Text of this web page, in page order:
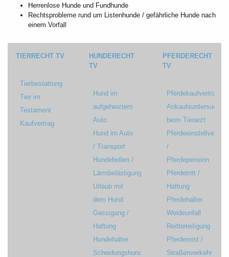
Herrenlose Hunde und Fundhunde
Rechtsprobleme rund um Listenhunde / gefährliche Hunde nach
einem Vorfall
TIERRECHT TV
Tierbestattung
Tier im
Testament
Kaufvertrag
HUNDERECHT
TV
Hund im
aufgeheiztem
Auto
Hund im Auto
/ Transport
Hundebellen /
Lärmbelästigung
Urlaub mit
dem Hund
Gassigang /
Haftung
Hundehalter
Scheidungshund
PFERDERECHT
TV
Pferdekaufvertrag
beim Tierarzt
Pferdeeinstellvertrag
/
Pferdepension
Pferdetritt /
Haftung
Pferdehalter
Weideunfall
Reitbeteiligung
Pferdemist /
Straßenverkehr